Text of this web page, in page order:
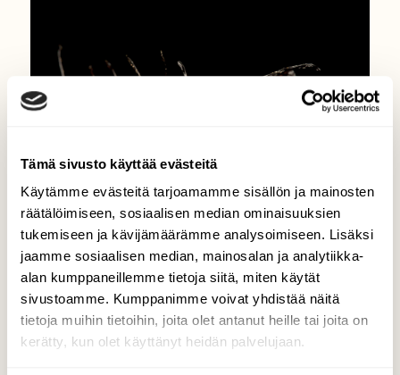
Tämä sivusto käyttää evästeitä
Käytämme evästeitä tarjoamamme sisällön ja mainosten
räätälöimiseen, sosiaalisen median ominaisuuksien
tukemiseen ja kävijämäärämme analysoimiseen. Lisäksi
jaamme sosiaalisen median, mainosalan ja analytiikka-
alan kumppaneillemme tietoja siitä, miten käytät
sivustoamme. Kumppanimme voivat yhdistää näitä
tietoja muihin tietoihin, joita olet antanut heille tai joita on
kerätty, kun olet käyttänyt heidän palvelujaan.
Tilaajille | ILMIÖT
Varoittelijat ja matkijat –
miksi kukkakärpänen matkii
ampiaista ja kangaskäärme
kyytä?